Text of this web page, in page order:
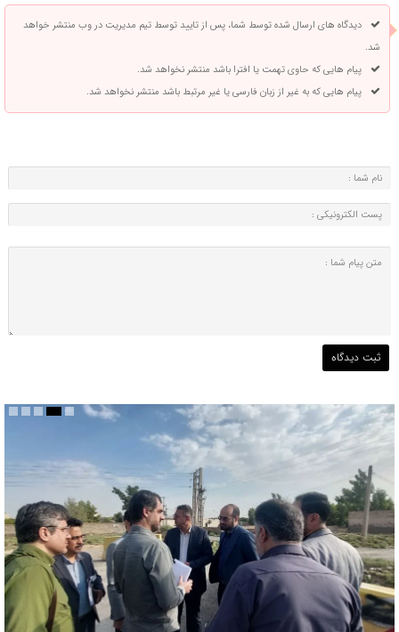
دیدگاه های ارسال شده توسط شما، پس از تایید توسط تیم مدیریت در وب منتشر خواهد
شد.
پیام هایی که حاوی تهمت یا افترا باشد منتشر نخواهد شد.
پیام هایی که به غیر از زبان فارسی یا غیر مرتبط باشد منتشر نخواهد شد.